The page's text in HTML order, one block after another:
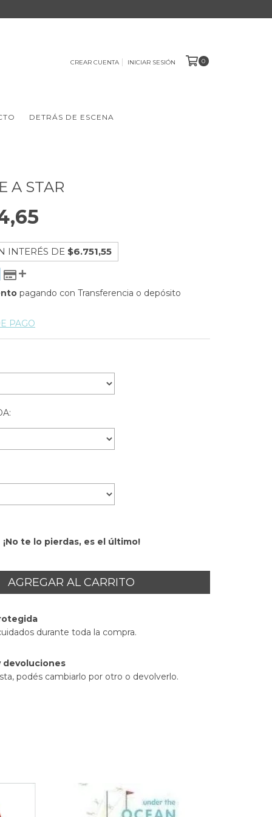
CREAR CUENTA INICIAR SESIÓN 0
DETRÁS DE ESCENA
A STAR
INTERÉS DE $6.751,55
pagando con Transferencia o depósito
PAGO
¡No te lo pierdas, es el último!
durante toda la compra.
devoluciones
podés cambiarlo por otro o devolverlo.